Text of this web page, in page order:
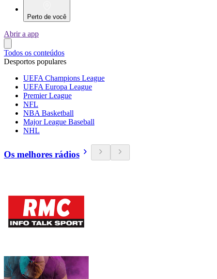
Perto de você
Abrir a app
Todos os conteúdos
Desportos populares
UEFA Champions League
UEFA Europa League
Premier League
NFL
NBA Basketball
Major League Baseball
NHL
Os melhores rádios